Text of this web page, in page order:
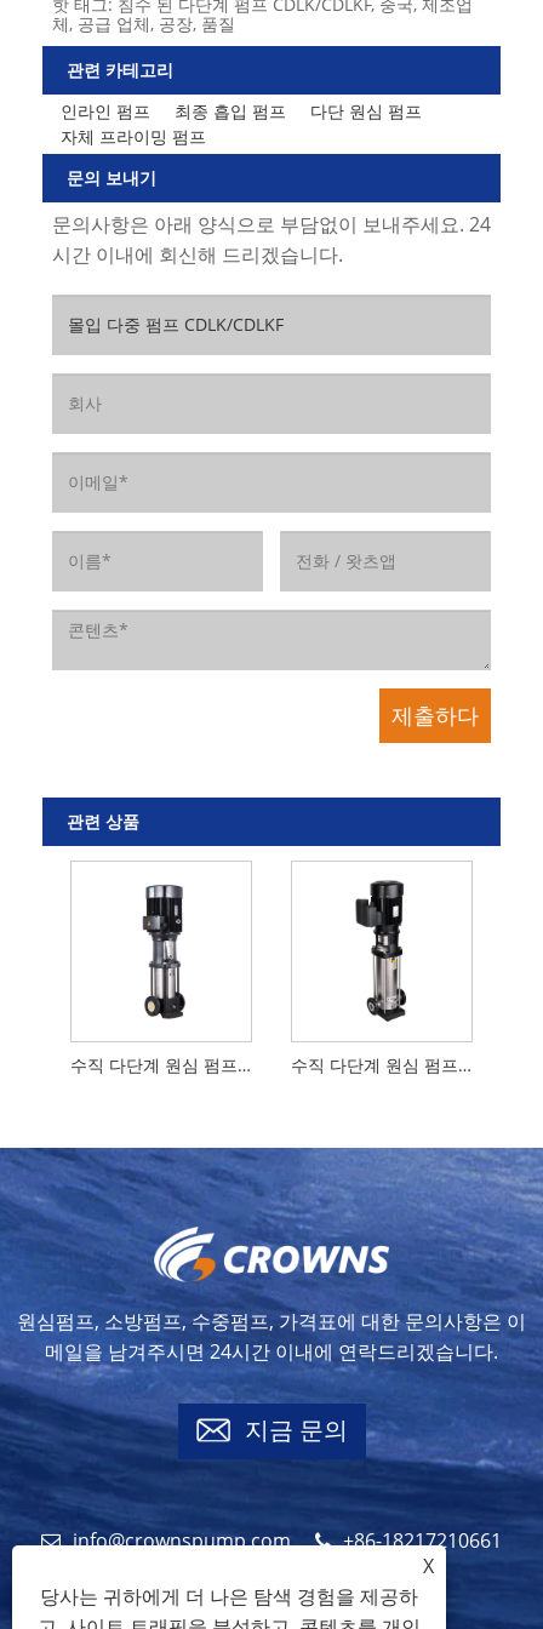
체, 공급 업체, 공장, 품질
관련 카테고리
인라인 펌프
최종 흡입 펌프
다단 원심 펌프
자체 프라이밍 펌프
문의 보내기
문의사항은 아래 양식으로 부담없이 보내주세요. 24
시간 이내에 회신해 드리겠습니다.
관련 상품
수직 다단계 원심 펌프 CDL 수직 다단계 원심 펌프 CDLF
원심펌프, 소방펌프, 수중펌프, 가격표에 대한 문의사항은 이
메일을 남겨주시면 24시간 이내에 연락드리겠습니다.
지금 문의
+86-18217210661
info@crownspump.com
+86-18217210661
X
당사는 귀하에게 더 나은 탐색 경험을 제공하